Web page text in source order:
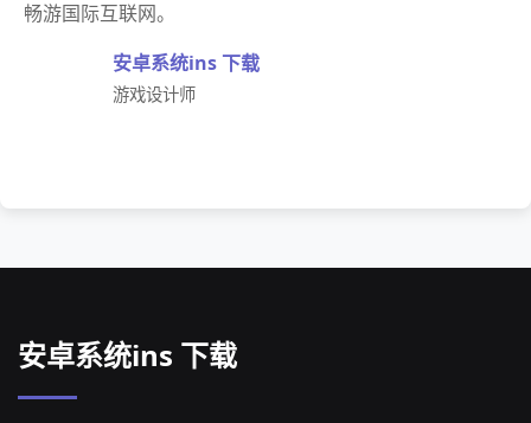
畅游国际互联网。
安卓系统ins 下载
游戏设计师
安卓系统ins 下载